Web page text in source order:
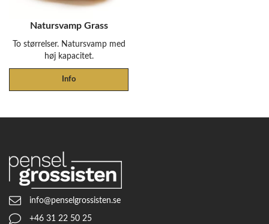
Natursvamp Grass
To størrelser. Natursvamp med
høj kapacitet.
Info
info@penselgrossisten.se
+46 31 22 50 25